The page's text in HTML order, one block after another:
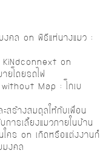
งคล on พิธีแห่นางแมว :
KiNdconnext on
ยโดยรถไฟ
Map : โกเบ
ะสร้างสมดุลให้กับเพื่อน
การเลี้ยงแมวภายในบ้าน
คร on เกิดหรือแต่งงานก็
มงคล